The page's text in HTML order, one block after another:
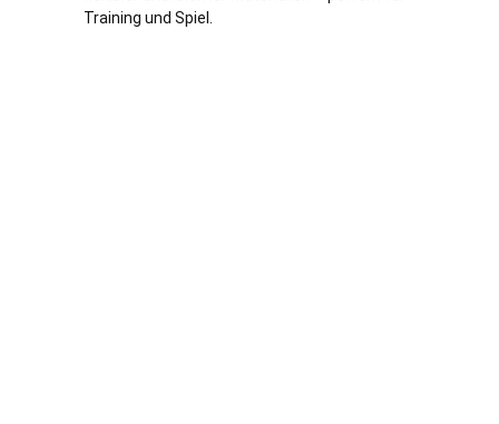
Training und Spiel.